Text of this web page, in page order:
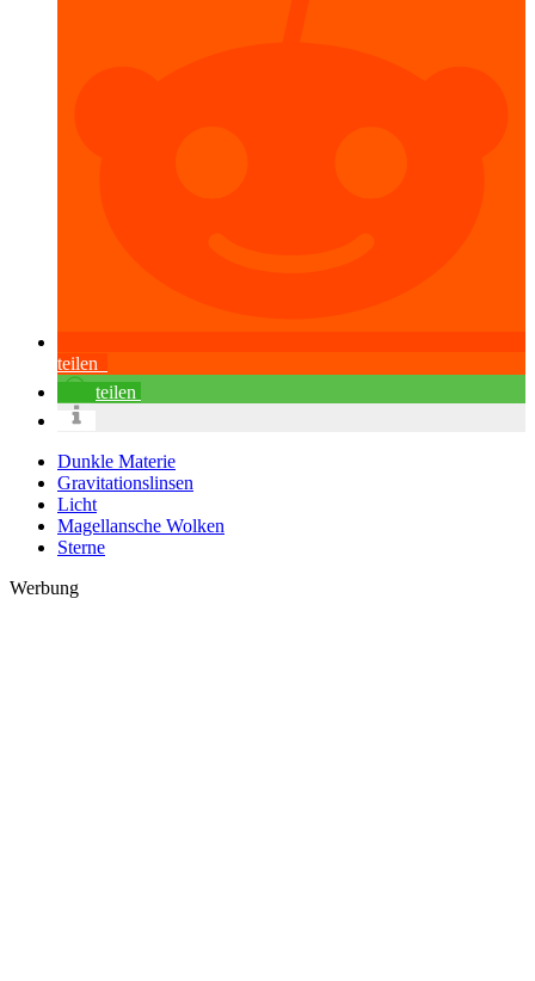
teilen
teilen
Dunkle Materie
Gravitationslinsen
Licht
Magellansche Wolken
Sterne
Werbung